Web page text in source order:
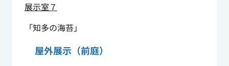
展示室７
「知多の海苔」
屋外展示（前庭）